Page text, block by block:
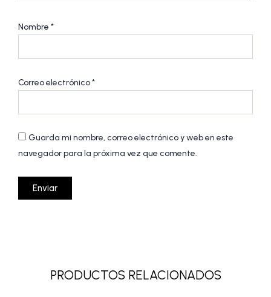
Nombre *
Correo electrónico*
Guarda mi nombre, correo electrónico y web en este
navegador para la próxima vez que comente.
PRODUCTOS RELACIONADOS